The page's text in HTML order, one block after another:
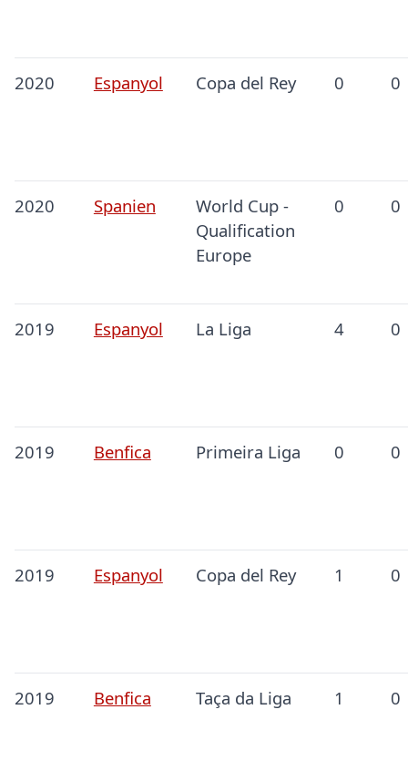
2020 Espanyol Copa del Rey 0 0
2020 Spanien
World Cup -
Qualification
Europe
0 0
2019 Espanyol La Liga 4 0
2019 Benfica Primeira Liga 0 0
2019 Espanyol Copa del Rey 1 0
2019 Benfica Taça da Liga 1 0